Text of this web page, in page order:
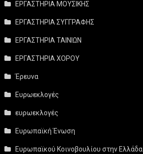
ΕΡΓΑΣΤΗΡΙΑ ΜΟΥΣΙΚΗΣ
ΕΡΓΑΣΤΗΡΙΑ ΣΥΓΓΡΑΦΗΣ
ΕΡΓΑΣΤΗΡΙΑ ΤΑΙΝΙΩΝ
ΕΡΓΑΣΤΗΡΙΑ ΧΟΡΟΥ
Έρευνα
Ευρωεκλογές
ευρωεκλογές
Ευρωπαϊκή Ένωση
Ευρωπαϊκού Κοινοβουλίου στην Ελλάδα